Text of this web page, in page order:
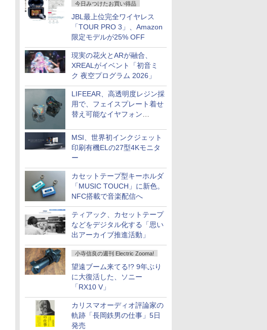
今日みつけたお買い得品
JBL最上位完全ワイヤレス
「TOUR PRO 3」、Amazon
限定モデルが25% OFF
現実の花火とARが融合、
XREALがイベント「初音ミ
ク 夜空プログラム 2026」
LIFEEAR、高透明度レジン採
用で、フェイスプレート着せ
替え可能なイヤフォン
MSI、世界初インクジェット
印刷有機ELの27型4Kモニタ
ー
カセットテープ型キーホルダ
「MUSIC TOUCH」に新色。
NFC搭載で音楽配信へ
ティアック、カセットテープ
などをデジタル化する「思い
出アーカイブ推進活動」
小寺信良の週刊 Electric Zooma!
望遠ブーム来てる!? 9年ぶり
に大復活した、ソニー
「RX10 V」
カリスマオーディオ評論家の
軌跡「長岡鉄男の仕事」5日
発売